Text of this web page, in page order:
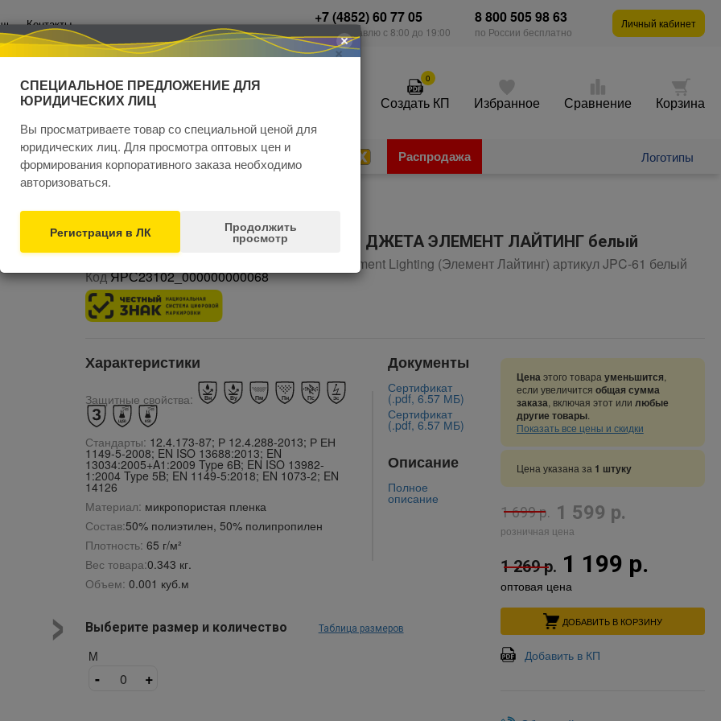
Контакты +7 (4852) 60 77 05
по Ярославлю с 8:00 до 19:00
8 800 505 98 63
по России бесплатно
Личный кабинет
0
Создать КП Избранное Сравнение Корзина
Униформа Хозтовары Новинки Распродажа Логотипы
ЭЛЕМЕНТ ЛАЙТИНГ белый
›
Комбинезон защитный сигнальный ДЖЕТА ЭЛЕМЕНТ ЛАЙТИНГ белый
Комбинезон защитный Jeta Safety модель Element Lighting (Элемент Лайтинг) артикул JPC-61 белый
КодЯРС23102_000000000068
Характеристики
Защитные свойства:
Стандарты: 12.4.173-87; Р 12.4.288-2013; Р ЕН
1149-5-2008; EN ISO 13688:2013; EN
13034:2005+A1:2009 Type 6B; EN ISO 13982-
1:2004 Type 5B; EN 1149-5:2018; EN 1073-2; EN
14126
Материал: микропористая пленка
Состав:50% полиэтилен, 50% полипропилен
Плотность: 65 г/м²
Вес товара:0.343 кг.
Объем: 0.001 куб.м
Документы
Сертификат
(.pdf, 6.57 МБ)
Сертификат
(.pdf, 6.57 МБ)
Описание
Полное
описание
Выберите размер и количество Таблица размеров
M
- +
Ценаэтого товара уменьшится
если увеличится общая сумма
заказа , включая этот или любые
другие товары.
Показать все цены и скидки
Цена указана за 1 штуку
1 699 р. 1 599 р.
розничная цена
1 269 р. 1 199 р.
оптовая цена
ДОБАВИТЬ В КОРЗИНУ
Добавить в КП
×
СПЕЦИАЛЬНОЕ ПРЕДЛОЖЕНИЕ ДЛЯ
ЮРИДИЧЕСКИХ ЛИЦ
Вы просматриваете товар со специальной ценой для
юридических лиц. Для просмотра оптовых цен и
формирования корпоративного заказа необходимо
авторизоваться.
Регистрация в ЛК Продолжить
просмотр